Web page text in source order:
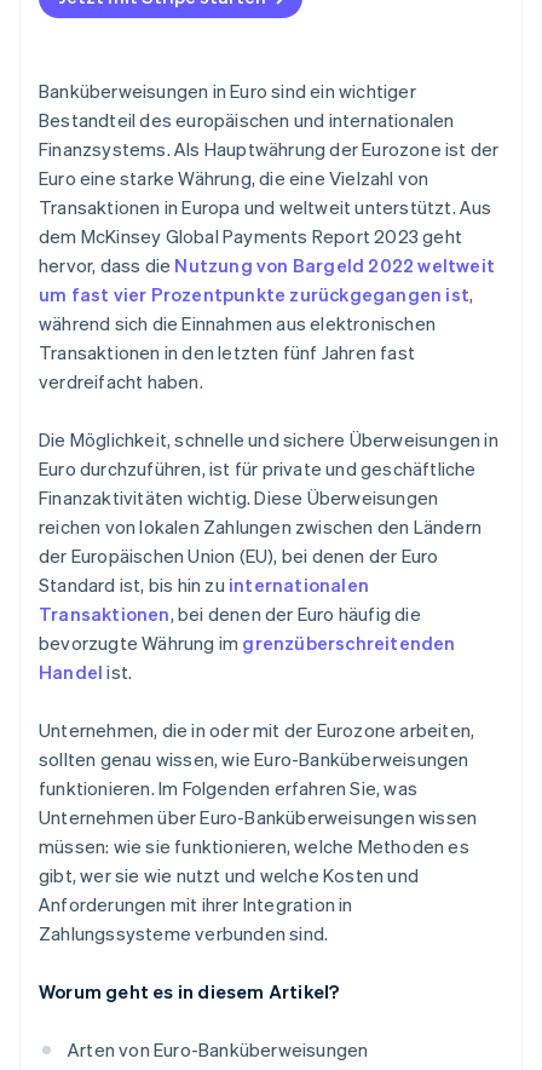
Hilfsorganisationen
Zusätzliche Sicherheitsebenen
Nicht in der EU ansässige Unternehmen
Weitere zu berücksichtigende Faktoren
Banküberweisungen in Euro sind ein wichtiger
Bestandteil des europäischen und internationalen
Finanzsystems. Als Hauptwährung der Eurozone ist der
Euro eine starke Währung, die eine Vielzahl von
Transaktionen in Europa und weltweit unterstützt. Aus
dem McKinsey Global Payments Report 2023 geht
hervor, dass die Nutzung von Bargeld 2022 weltweit
um fast vier Prozentpunkte zurückgegangen ist,
während sich die Einnahmen aus elektronischen
Transaktionen in den letzten fünf Jahren fast
verdreifacht haben.
Die Möglichkeit, schnelle und sichere Überweisungen in
Euro durchzuführen, ist für private und geschäftliche
Finanzaktivitäten wichtig. Diese Überweisungen
reichen von lokalen Zahlungen zwischen den Ländern
der Europäischen Union (EU), bei denen der Euro
Standard ist, bis hin zu internationalen
Transaktionen, bei denen der Euro häufig die
bevorzugte Währung im grenzüberschreitenden
Handel ist.
Unternehmen, die in oder mit der Eurozone arbeiten,
sollten genau wissen, wie Euro-Banküberweisungen
funktionieren. Im Folgenden erfahren Sie, was
Unternehmen über Euro-Banküberweisungen wissen
müssen: wie sie funktionieren, welche Methoden es
gibt, wer sie wie nutzt und welche Kosten und
Anforderungen mit ihrer Integration in
Zahlungssysteme verbunden sind.
Worum geht es in diesem Artikel?
Arten von Euro-Banküberweisungen